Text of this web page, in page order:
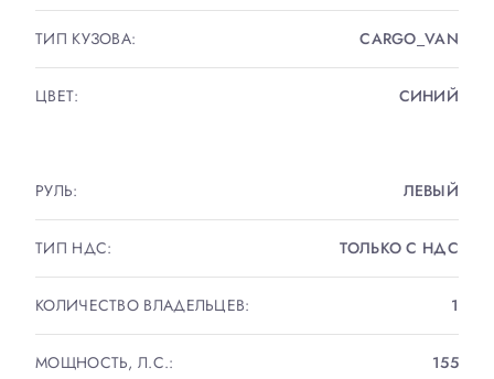
√ Страхование и послепродажное обслуживание
√ Установка дополнительного оборудования
ТИП КУЗОВА: CARGO_VAN
ЦВЕТ: СИНИЙ
РУЛЬ: ЛЕВЫЙ
ТИП НДС: ТОЛЬКО С НДС
КОЛИЧЕСТВО ВЛАДЕЛЬЦЕВ: 1
МОЩНОСТЬ, Л.С.: 155